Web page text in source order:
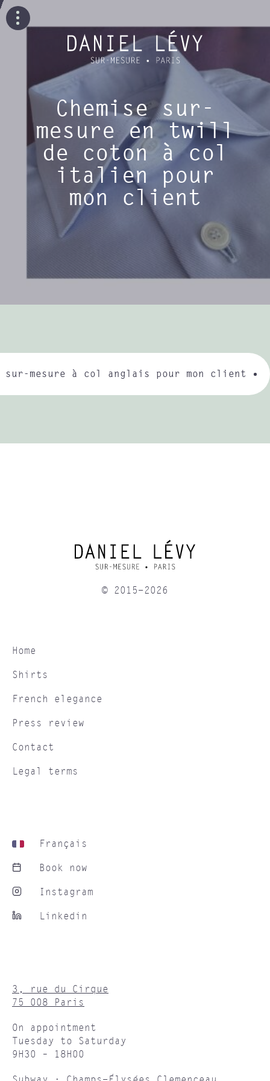
Chemise sur-
mesure en twill
de coton à col
italien pour
mon client
sur-mesure à col anglais pour mon client
© 2015-2026
Home
Shirts
French elegance
Press review
Contact
Legal terms
Français
Book now
Instagram
Linkedin
3, rue du Cirque
75 008 Paris
On appointment
Tuesday to Saturday
9H30 – 18H00